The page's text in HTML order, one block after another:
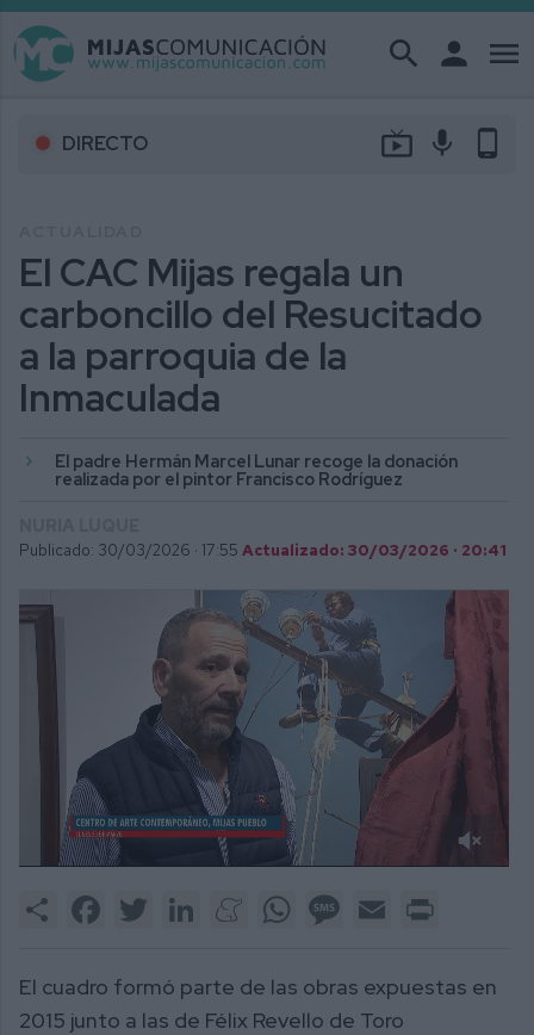
search person menu
DIRECTO live_tv mic phone_android
El CAC Mijas regala un
carboncillo del Resucitado
a la parroquia de la
Inmaculada
El padre Hermán Marcel Lunar recoge la donación
realizada por el pintor Francisco Rodríguez
Publicado: 30/03/2026 · 17:55 Actualizado: 30/03/2026 · 20:41
1
Share FacebookTwitter LinkedInMeneameWhatsAppMessage
Email
El cuadro formó parte de las obras expuestas en
2015 junto a las de Félix Revello de Toro